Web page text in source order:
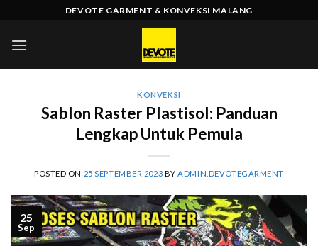
content
DEVOTE GARMENT & KONVEKSI MALANG
KONVEKSI
Sablon Raster Plastisol: Panduan
Lengkap Untuk Pemula
POSTED ON 25 SEPTEMBER 2023 BY ADMIN.DEVOTEGARMENT
25
Sep